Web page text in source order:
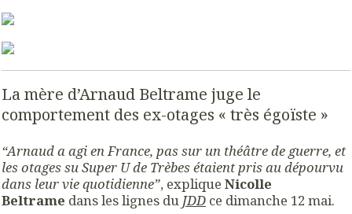
La mère d’Arnaud Beltrame juge le
comportement des ex-otages « très égoïste »
“Arnaud a agi en France, pas sur un théâtre de guerre, et
les otages su Super U de Trèbes étaient pris au dépourvu
dans leur vie quotidienne”, explique Nicolle
Beltrame dans les lignes du JDD ce dimanche 12 mai.